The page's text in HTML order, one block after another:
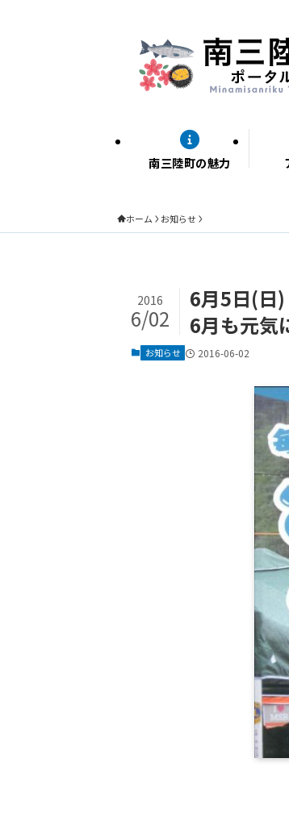
南三陸町の魅力
ホーム お知らせ
6月5日(日
6月も元気
2016
6/02
お知らせ 2016-06-02